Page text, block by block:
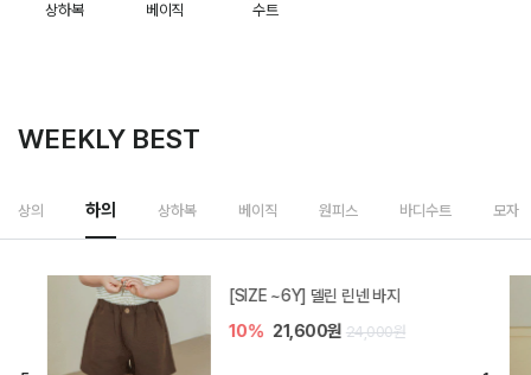
상하복
베이직
수트
WEEKLY BEST
상의 하의 상하복 베이직 원피스 바디수트 모자
[SIZE ~6Y] 델린 린넨 바지
10% 21,600원 24,000원